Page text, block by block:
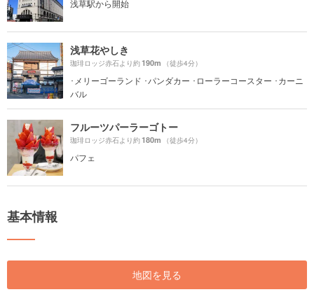
浅草駅から開始
浅草花やしき
珈琲ロッジ赤石より約190m （徒歩4分）
･メリーゴーランド ･パンダカー ･ローラーコースター ･カーニ
バル
フルーツパーラーゴトー
珈琲ロッジ赤石より約180m （徒歩4分）
パフェ
基本情報
地図を見る